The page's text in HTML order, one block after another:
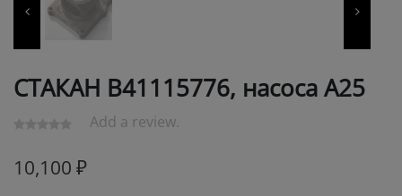
СТАКАН В41115776, насоса А25
Add a review.
10,100 ₽